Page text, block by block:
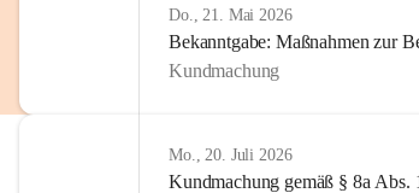
Do., 21. Mai 2026
Bekanntgabe: Maßnahmen zur
Kundmachung
Mo., 20. Juli 2026
Kundmachung gemäß § 8a